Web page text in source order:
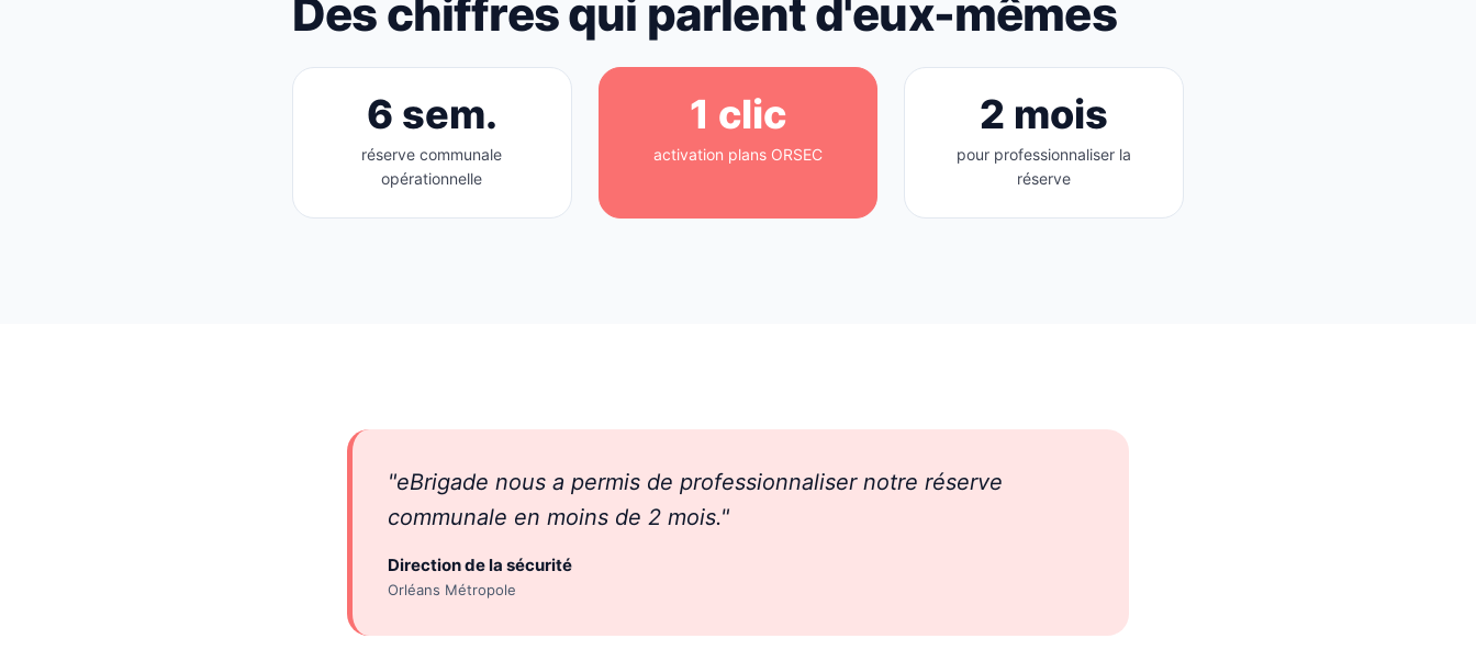
Des chiffres qui parlent d'eux-mêmes
6 sem.
réserve communale
opérationnelle
1 clic
activation plans ORSEC
2 mois
pour professionnaliser la
réserve
"eBrigade nous a permis de professionnaliser notre réserve
communale en moins de 2 mois."
Direction de la sécurité
Orléans Métropole